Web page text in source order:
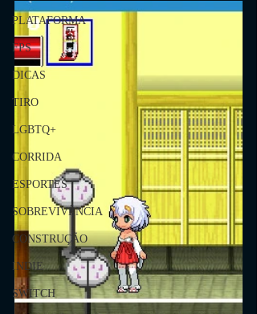
PLATAFORMA
FPS
DICAS
TIRO
LGBTQ+
CORRIDA
ESPORTES
SOBREVIVÊNCIA
CONSTRUÇÃO
INDIE
SWITCH